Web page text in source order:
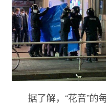
据了解，“花音”的